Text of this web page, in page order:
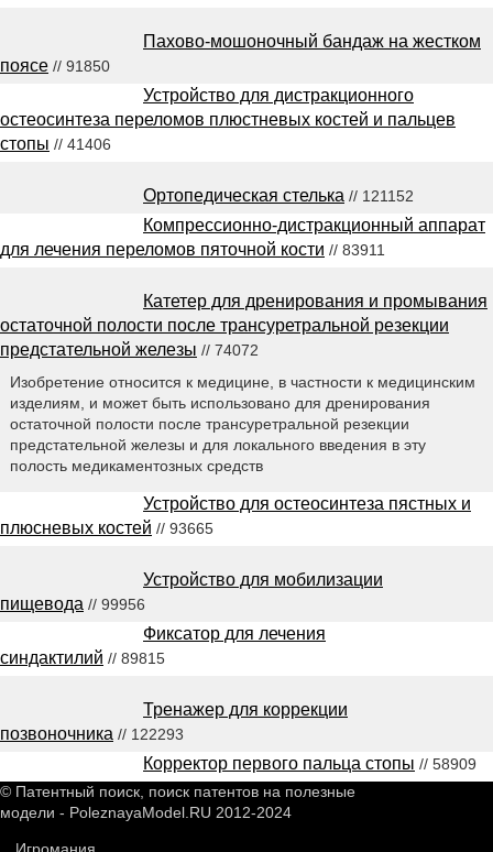
Пахово-мошоночный бандаж на жестком
поясе // 91850
Устройство для дистракционного
остеосинтеза переломов плюстневых костей и пальцев
стопы // 41406
Ортопедическая стелька // 121152
Компрессионно-дистракционный аппарат
для лечения переломов пяточной кости // 83911
Катетер для дренирования и промывания
остаточной полости после трансуретральной резекции
предстательной железы // 74072
Изобретение относится к медицине, в частности к медицинским
изделиям, и может быть использовано для дренирования
остаточной полости после трансуретральной резекции
предстательной железы и для локального введения в эту
полость медикаментозных средств
Устройство для остеосинтеза пястных и
плюсневых костей // 93665
Устройство для мобилизации
пищевода // 99956
Фиксатор для лечения
синдактилий // 89815
Тренажер для коррекции
позвоночника // 122293
Корректор первого пальца стопы // 58909
© Патентный поиск, поиск патентов на полезные
модели - PoleznayaModel.RU 2012-2024
Игромания